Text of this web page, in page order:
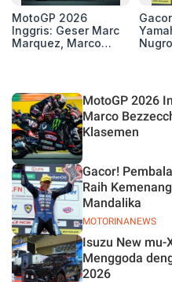
MotoGP 2026
Inggris: Geser Marc
Marquez, Marco
MotoGP 2026
Marco
Klasemen
MOTORINANEWS
Gacor!
Raih
Mandalika
Isuzu New mu-
Menggoda
2026